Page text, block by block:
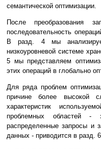
семантической оптимизации.
После преобразования
последовательность
В разд. 4 мы
низкоуровневой системе
5 мы представляем
этих операций в глобально
Для ряда проблем
причине более высокой
характеристик
проблемных областей -
распределенные запросы и
данных - приводится в разд.